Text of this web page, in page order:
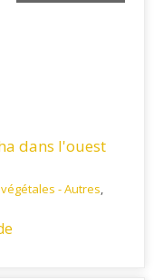
dans l'ouest
- Autres,
à proximité des
que des grands